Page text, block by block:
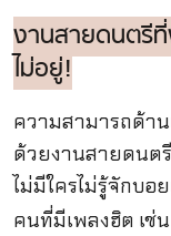
งานสายดนตรี
ไม่อยู่!
ความสามารถด้าน
ด้วยงานสายดนต
ไม่มีใครไม่รู้จักบ
คนที่มีเพลงฮิต เช่น